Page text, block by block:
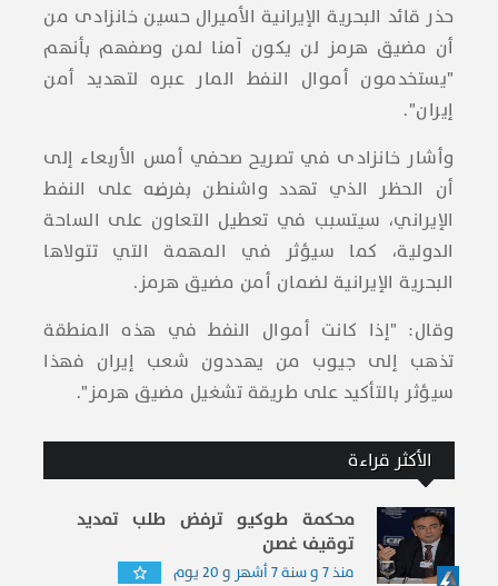
حذر قائد البحرية الإيرانية الأميرال حسين خانزادی من
أن مضيق هرمز لن يكون آمنا لمن وصفهم بأنهم
"يستخدمون أموال النفط المار عبره لتهديد أمن
إيران".
وأشار خانزادی في تصريح صحفي أمس الأربعاء إلى
أن الحظر الذي تهدد واشنطن بفرضه على النفط
الإيراني، سيتسبب في تعطيل التعاون على الساحة
الدولية، كما سيؤثر في المهمة التي تتولاها
البحرية الإيرانية لضمان أمن مضيق هرمز.
وقال: "إذا كانت أموال النفط في هذه المنطقة
تذهب إلى جيوب من يهددون شعب إيران فهذا
سيؤثر بالتأكيد على طريقة تشغيل مضيق هرمز".
الأكثر قراءة
محكمة طوكيو ترفض طلب تمديد
توقيف غصن
منذ 7 و سنة 7 أشهر و 20 يوم